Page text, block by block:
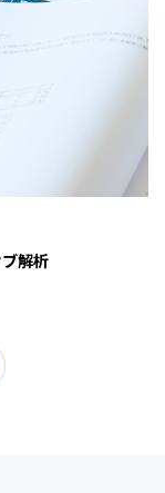
解析